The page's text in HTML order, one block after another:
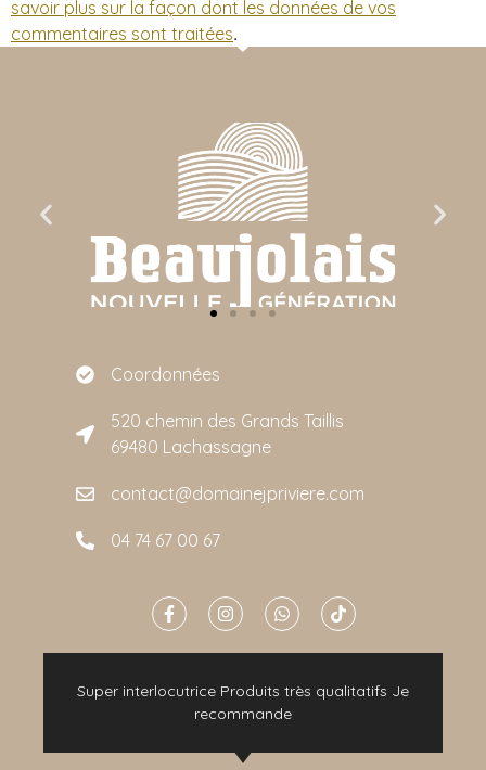
savoir plus sur la façon dont les données de vos
commentaires sont traitées.
Coordonnées
520 chemin des Grands Taillis
69480 Lachassagne
contact@domainejpriviere.com
04 74 67 00 67
Super interlocutrice Produits très qualitatifs Je
recommande